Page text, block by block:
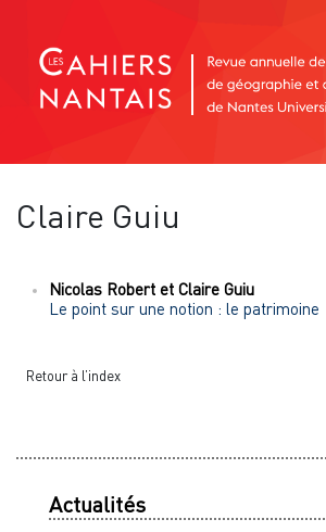
Claire Guiu
Nicolas Robert et Claire Guiu
Le point sur une notion : le patrimoine
Retour à l’index
Actualités